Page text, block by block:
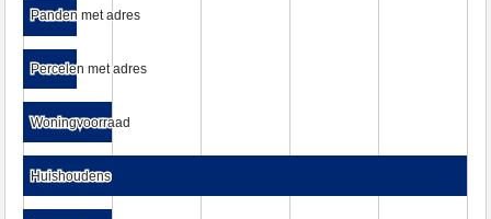
Panden met adres
Panden met adres
Percelen met adres
Percelen met adres
Woningvoorraad
Woningvoorraad
Huishoudens
Huishoudens